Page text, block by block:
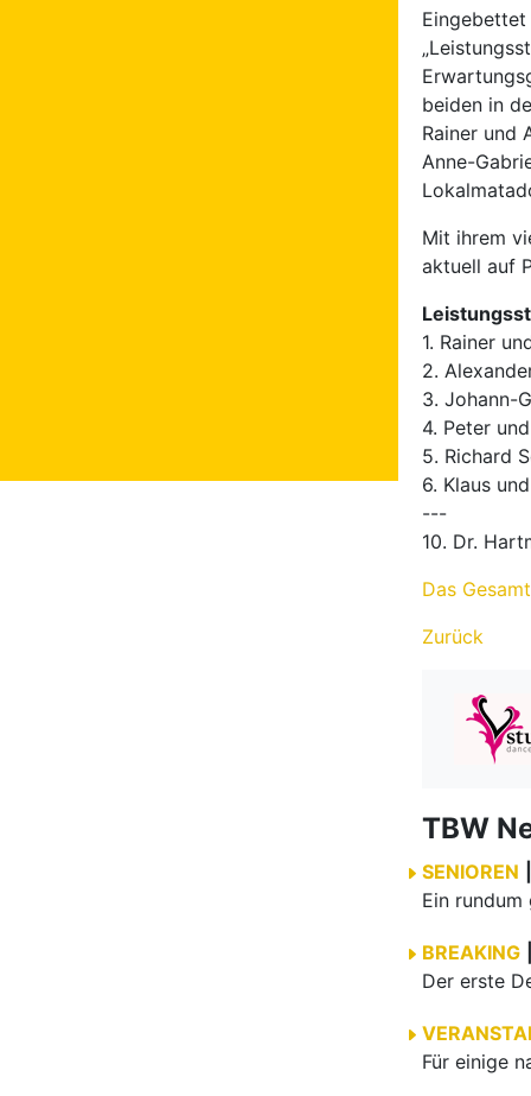
beiden in
Rainer und
Anne-
Mit ihrem
aktuell auf
1. Rainer
2.
3. Johann-
4. Peter
5. Richard
6. Klaus
---
10. Dr.
Das
Zurück
TBW
SENIOREN
BREAKING